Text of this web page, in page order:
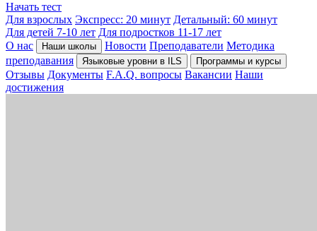
Начать тест
Для взрослых Экспресс: 20 минут Детальный: 60 минут
Для детей 7-10 лет Для подростков 11-17 лет
О нас
Наши школы Новости Преподаватели Методика
преподавания
Языковые уровни в ILS Программы и курсы
Отзывы Документы F.A.Q. вопросы Вакансии Наши
достижения